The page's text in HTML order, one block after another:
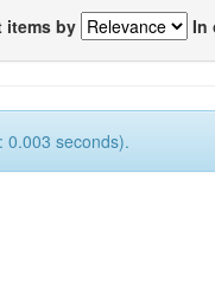
items by In
0.003 seconds).